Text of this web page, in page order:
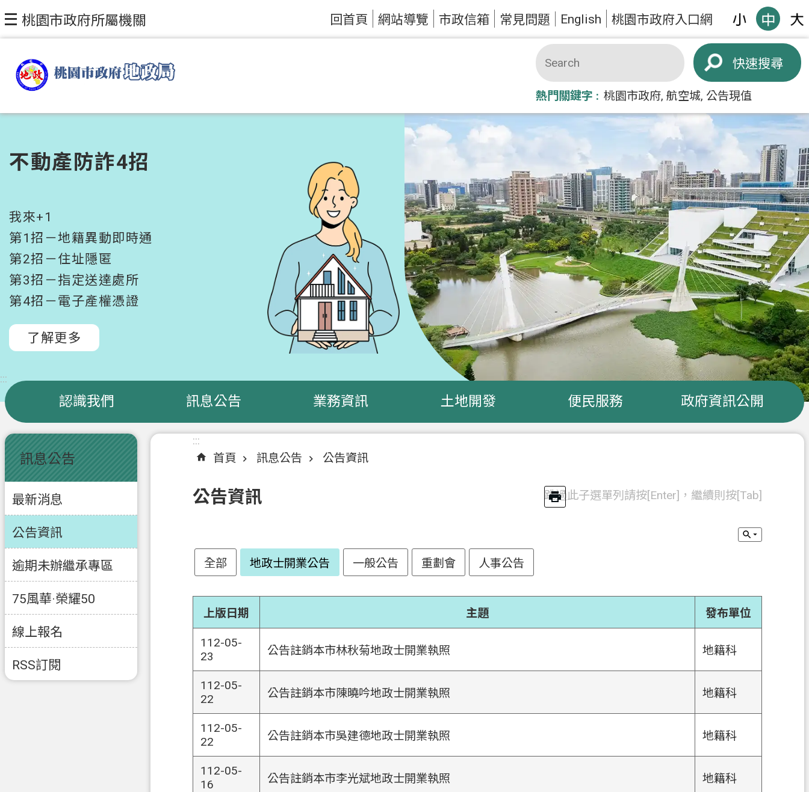
跳到主要內容區塊
桃園市政府所屬機關 回首頁 網站導覽 市政信箱 常見問題 English 桃園市政府入口網
搜尋
熱門關鍵字 桃園市政府 航空城 公告現值
不動產防詐4招
我來+1
第1招－地籍異動即時通
第2招－住址隱匿
第3招－指定送達處所
第4招－電子產權憑證
了解更多
:::
認識我們 訊息公告 業務資訊 土地開發 便民服務 政府資訊公開
:::
訊息公告
最新消息
公告資訊
逾期未辦繼承專區
75風華·榮耀50
線上報名
RSS訂閱
:::
首頁
訊息公告 公告資訊
公告資訊 跳過此子選單列請按[Enter]，繼續則按[Tab]
全部 地政士開業公告 一般公告 重劃會 人事公告
上版日期 主題 發布單位
112-05-
23
公告註銷本市林秋菊地政士開業執照 地籍科
112-05-
22
公告註銷本市陳曉吟地政士開業執照 地籍科
112-05-
22
公告註銷本市吳建德地政士開業執照 地籍科
112-05-
16
公告註銷本市李光斌地政士開業執照 地籍科